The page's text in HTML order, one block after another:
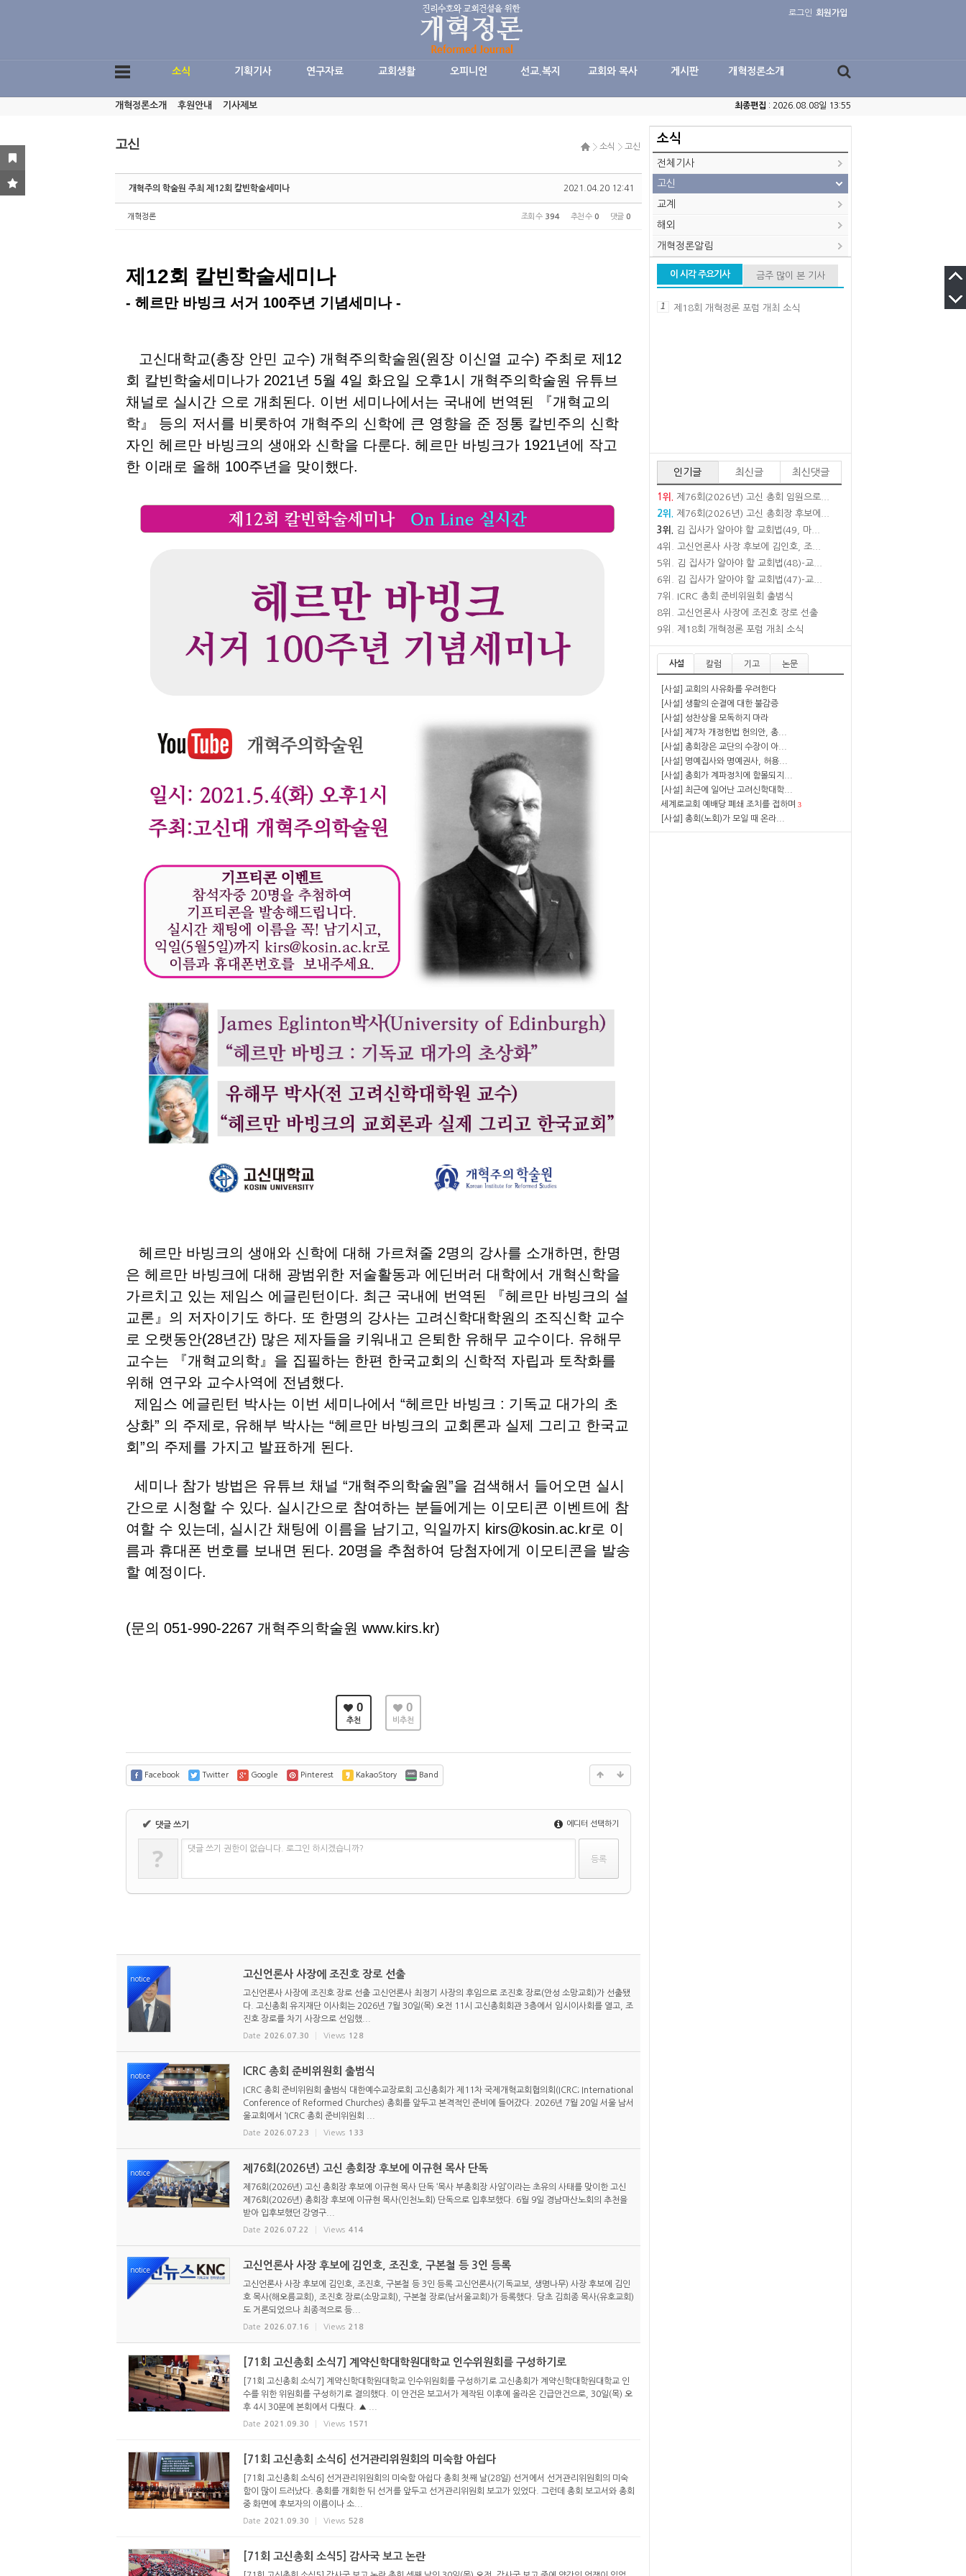
로그인 회원가입
소식 기획기사 연구자료 교회생활 오피니언 선교.복지 교회와 목사 게시판 개혁정론소개
개혁정론소개 후원안내 기사제보 최종편집 : 2026.08.08일 13:55
고신 소식 고신
2021.04.20 12:41
개혁주의 학술원 주최 제12회 칼빈학술세미나
개혁정론 조회 수 394 추천 수 0 댓글 0
제12회 칼빈학술세미나
- 헤르만 바빙크 서거 100주년 기념세미나 -
고신대학교(총장 안민 교수) 개혁주의학술원(원장 이신열 교수) 주최로 제12
회 칼빈학술세미나가 2021년 5월 4일 화요일 오후1시 개혁주의학술원 유튜브
채널로 실시간 으로 개최된다. 이번 세미나에서는 국내에 번역된 『개혁교의
학』 등의 저서를 비롯하여 개혁주의 신학에 큰 영향을 준 정통 칼빈주의 신학
자인 헤르만 바빙크의 생애와 신학을 다룬다. 헤르만 바빙크가 1921년에 작고
한 이래로 올해 100주년을 맞이했다.
헤르만 바빙크의 생애와 신학에 대해 가르쳐줄 2명의 강사를 소개하면, 한명
은 헤르만 바빙크에 대해 광범위한 저술활동과 에딘버러 대학에서 개혁신학을
가르치고 있는 제임스 에글린턴이다. 최근 국내에 번역된 『헤르만 바빙크의 설
교론』의 저자이기도 하다. 또 한명의 강사는 고려신학대학원의 조직신학 교수
로 오랫동안(28년간) 많은 제자들을 키워내고 은퇴한 유해무 교수이다. 유해무
교수는 『개혁교의학』을 집필하는 한편 한국교회의 신학적 자립과 토착화를
위해 연구와 교수사역에 전념했다.
제임스 에글린턴 박사는 이번 세미나에서 “헤르만 바빙크 : 기독교 대가의 초
상화” 의 주제로, 유해부 박사는 “헤르만 바빙크의 교회론과 실제 그리고 한국교
회”의 주제를 가지고 발표하게 된다.
세미나 참가 방법은 유튜브 채널 “개혁주의학술원”을 검색해서 들어오면 실시
간으로 시청할 수 있다. 실시간으로 참여하는 분들에게는 이모티콘 이벤트에 참
여할 수 있는데, 실시간 채팅에 이름을 남기고, 익일까지 kirs@kosin.ac.kr로 이
름과 휴대폰 번호를 보내면 된다. 20명을 추첨하여 당첨자에게 이모티콘을 발송
할 예정이다.
(문의 051-990-2267 개혁주의학술원 www.kirs.kr)
0
추천
0
비추천
Facebook Twitter Google Pinterest KakaoStory Band
✔ 댓글 쓰기 에디터 선택하기
? 댓글 쓰기 권한이 없습니다. 로그인 하시겠습니까?
notice 고신언론사 사장에 조진호 장로 선출
고신언론사 사장에 조진호 장로 선출 고신언론사 최정기 사장의 후임으로 조진호 장로(안성 소망교회)가 선출됐
다. 고신총회 유지재단 이사회는 2026년 7월 30일(목) 오전 11시 고신총회회관 3층에서 임시이사회를 열고, 조
진호 장로를 차기 사장으로 선임했...
Date 2026.07.30 Views 128
notice ICRC 총회 준비위원회 출범식
ICRC 총회 준비위원회 출범식 대한예수교장로회 고신총회가 제11차 국제개혁교회협의회(ICRC; International
Conference of Reformed Churches) 총회를 앞두고 본격적인 준비에 들어갔다. 2026년 7월 20일 서울 남서
울교회에서 ‘ICRC 총회 준비위원회 ...
Date 2026.07.23 Views 133
notice 제76회(2026년) 고신 총회장 후보에 이규현 목사 단독
제76회(2026년) 고신 총회장 후보에 이규현 목사 단독 ‘목사 부총회장 사임’이라는 초유의 사태를 맞이한 고신
제76회(2026년) 총회장 후보에 이규현 목사(인천노회) 단독으로 입후보했다. 6월 9일 경남마산노회의 추천을
받아 입후보했던 강영구...
Date 2026.07.22 Views 414
notice 고신언론사 사장 후보에 김인호, 조진호, 구본철 등 3인 등록
고신언론사 사장 후보에 김인호, 조진호, 구본철 등 3인 등록 고신언론사(기독교보, 생명나무) 사장 후보에 김인
호 목사(해오름교회), 조진호 장로(소망교회), 구본철 장로(남서울교회)가 등록했다. 당초 김희종 목사(유호교회)
도 거론되었으나 최종적으로 등...
Date 2026.07.16 Views 218
[71회 고신총회 소식7] 계약신학대학원대학교 인수위원회를 구성하기로
[71회 고신총회 소식7] 계약신학대학원대학교 인수위원회를 구성하기로 고신총회가 계약신학대학원대학교 인
수를 위한 위원회를 구성하기로 결의했다. 이 안건은 보고서가 제작된 이후에 올라온 긴급안건으로, 30일(목) 오
후 4시 30분에 본회에서 다뤘다. ▲ ...
Date 2021.09.30 Views 1571
[71회 고신총회 소식6] 선거관리위원회의 미숙함 아쉽다
[71회 고신총회 소식6] 선거관리위원회의 미숙함 아쉽다 총회 첫째 날(28일) 선거에서 선거관리위원회의 미숙
함이 많이 드러났다. 총회를 개회한 뒤 선거를 앞두고 선거관리위원회 보고가 있었다. 그런데 총회 보고서와 총회
중 화면에 후보자의 이름이나 소...
Date 2021.09.30 Views 528
[71회 고신총회 소식5] 감사국 보고 논란
소식
전체기사
고신
교계
해외
개혁정론알림
이 시각 주요기사 금주 많이 본 기사
1 제18회 개혁정론 포럼 개최 소식
인기글 최신글 최신댓글
1위.
제76회(2026년) 고신 총회 임원으로...
2위.
제76회(2026년) 고신 총회장 후보에...
3위.
김 집사가 알아야 할 교회법(49, 마...
4위.
고신언론사 사장 후보에 김인호, 조...
5위.
김 집사가 알아야 할 교회법(48)-교...
6위.
김 집사가 알아야 할 교회법(47)-교...
7위.
ICRC 총회 준비위원회 출범식
8위.
고신언론사 사장에 조진호 장로 선출
9위.
제18회 개혁정론 포럼 개최 소식
사설 칼럼 기고 논문
[사설] 교회의 사유화를 우려한다
[사설] 생활의 순결에 대한 불감증
[사설] 성찬상을 모독하지 마라
[사설] 제7차 개정헌법 헌의안, 총...
[사설] 총회장은 교단의 수장이 아...
[사설] 명예집사와 명예권사, 허용...
[사설] 총회가 계파정치에 함몰되지...
[사설] 최근에 일어난 고려신학대학...
세계로교회 예배당 폐쇄 조치를 접하며 3
[사설] 총회(노회)가 모일 때 온라...
Sketchbook5, 스케치북5
Sketchbook5, 스케치북5